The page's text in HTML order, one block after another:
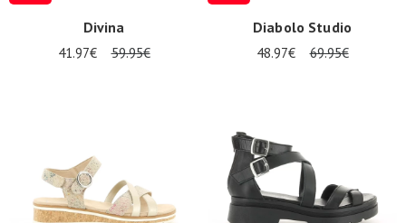
Divina
41.97€ 59.95€
Diabolo Studio
48.97€ 69.95€